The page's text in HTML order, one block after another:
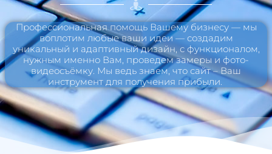
Профессиональная помощь Вашему бизнесу — мы
воплотим любые ваши идеи — создадим
уникальный и адаптивный дизайн, с функционалом,
нужным именно Вам, проведем замеры и фото-
видеосъёмку. Мы ведь знаем, что сайт – Ваш
инструмент для получения прибыли.